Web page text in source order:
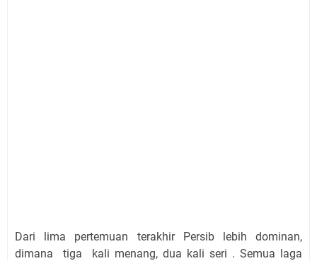
Dari lima pertemuan terakhir Persib lebih dominan,
dimana tiga kali menang, dua kali seri . Semua laga